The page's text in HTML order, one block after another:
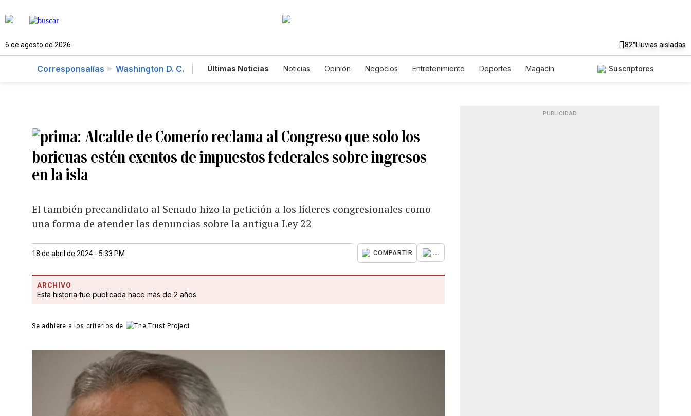
6 de agosto de 2026 82°Lluvias aisladas
Corresponsalías Washington D. C. Últimas Noticias Noticias Opinión Negocios Entretenimiento Deportes
Magacín
Suscriptores
Alcalde de Comerío reclama al Congreso que solo los
boricuas estén exentos de impuestos federales sobre ingresos
en la isla
El también precandidato al Senado hizo la petición a los líderes congresionales como
una forma de atender las denuncias sobre la antigua Ley 22
18 de abril de 2024 - 5:33 PM COMPARTIR ...
ARCHIVO
Esta historia fue publicada hace más de 2 años.
Se adhiere a los criterios de
PUBLICIDAD